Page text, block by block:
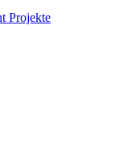
Projekte